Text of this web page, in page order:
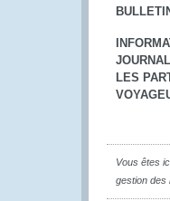
LES
Vous êtes
gestion des